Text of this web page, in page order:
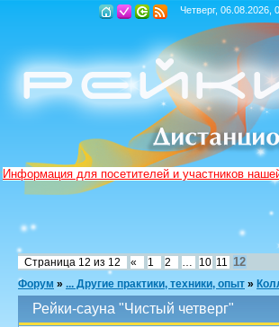
Четверг, 06.08.2026,
Информация для посетителей и участников
Страница 12 из 12 « 1 2 10 11 12
Форум » ... Другие практики, техники, опыт »
Рейки-сауна "Чистый четверг"